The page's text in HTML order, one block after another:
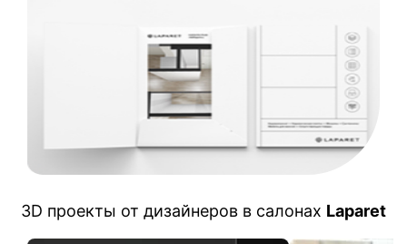
3D проекты от дизайнеров в салонах Laparet